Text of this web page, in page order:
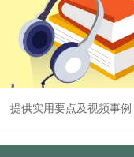
供实用要点及视频事例